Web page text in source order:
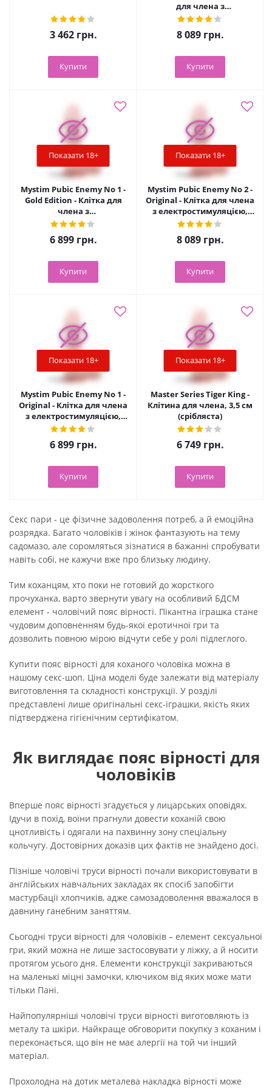
3 462грн.
Купити
для члена з
електростимуляцією,
8 089грн.
Купити
Показати 18+
Mystim Pubic Enemy No 1 -
Gold Edition - Клітка для
члена з
електростимуляцією, 8.6
6 899грн.
Купити
Показати 18+
Mystim Pubic Enemy No 2 -
Original - Клітка для члена
з електростимуляцією,
8.6х5.2 см
8 089грн.
Купити
Показати 18+
Mystim Pubic Enemy No 1 -
Original - Клітка для члена
з електростимуляцією,
8.6х5.2 см
6 899грн.
Купити
Показати 18+
Master Series Tiger King -
Клітина для члена, 3,5 см
(срібляста)
6 749грн.
Купити
Секс пари - це фізичне задоволення потреб, а й емоційна
розрядка. Багато чоловіків і жінок фантазують на тему
садомазо, але соромляться зізнатися в бажанні спробувати
навіть собі, не кажучи вже про близьку людину.
Тим коханцям, хто поки не готовий до жорсткого
прочуханка, варто звернути увагу на особливий БДСМ
елемент - чоловічий пояс вірності. Пікантна іграшка стане
чудовим доповненням будь-якої еротичної гри та
дозволить повною мірою відчути себе у ролі підлеглого.
Купити пояс вірності для коханого чоловіка можна в
нашому секс-шоп. Ціна моделі буде залежати від матеріалу
виготовлення та складності конструкції. У розділі
представлені лише оригінальні секс-іграшки, якість яких
підтверджена гігієнічним сертифікатом.
Як виглядає пояс вірності для
чоловіків
Вперше пояс вірності згадується у лицарських оповідях.
Ідучи в похід, воїни прагнули довести коханій свою
цнотливість і одягали на пахвинну зону спеціальну
кольчугу. Достовірних доказів цих фактів не знайдено досі.
Пізніше чоловічі труси вірності почали використовувати в
англійських навчальних закладах як спосіб запобігти
мастурбації хлопчиків, адже самозадоволення вважалося в
давнину ганебним заняттям.
Сьогодні труси вірності для чоловіків – елемент сексуальної
гри, який можна не лише застосовувати у ліжку, а й носити
протягом усього дня. Елементи конструкції закриваються
на маленькі міцні замочки, ключиком від яких може мати
тільки Пані.
Найпопулярніші чоловічі труси вірності виготовляють із
металу та шкіри. Найкраще обговорити покупку з коханим і
переконається, що він не має алергії на той чи інший
матеріал.
Прохолодна на дотик металева накладка вірності може